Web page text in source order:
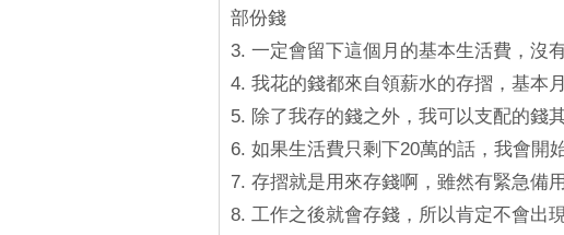
部份錢
3. 一定會留下這個月的基本生活費，沒
4. 我花的錢都來自領薪水的存摺，基本
5. 除了我存的錢之外，我可以支配的錢
6. 如果生活費只剩下20萬的話，我會開
7. 存摺就是用來存錢啊，雖然有緊急備
8. 工作之後就會存錢，所以肯定不會出